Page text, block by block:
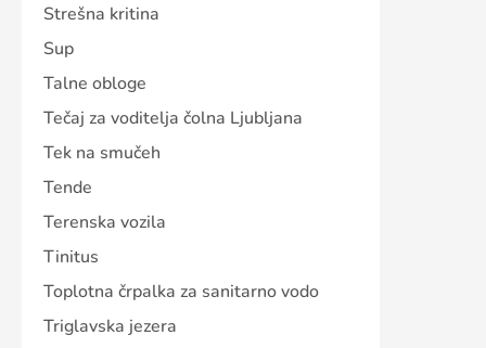
Strešna kritina
Sup
Talne obloge
Tečaj za voditelja čolna Ljubljana
Tek na smučeh
Tende
Terenska vozila
Tinitus
Toplotna črpalka za sanitarno vodo
Triglavska jezera